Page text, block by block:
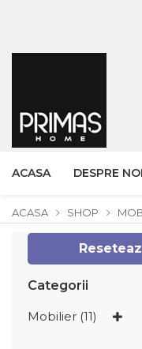
ACASA DESPRE NOI
ACASA SHOP
Categorii
Mobilier (11)